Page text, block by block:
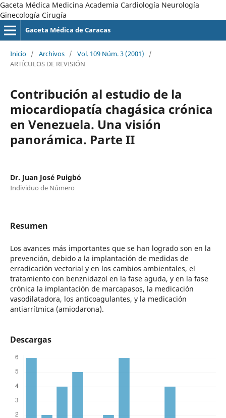
Gaceta Médica Medicina Academia Cardiología Neurología
Ginecología Cirugía
Gaceta Médica de Caracas
Inicio / Archivos / Vol. 109 Núm. 3 (2001)
/
ARTÍCULOS DE REVISIÓN
Contribución al estudio de la
miocardiopatía chagásica crónica
en Venezuela. Una visión
panorámica. Parte II
Dr. Juan José Puigbó
Individuo de Número
Resumen
Los avances más importantes que se han logrado son en la
prevención, debido a la implantación de medidas de
erradicación vectorial y en los cambios ambientales, el
tratamiento con benznidazol en la fase aguda, y en la fase
crónica la implantación de marcapasos, la medicación
vasodilatadora, los anticoagulantes, y la medicación
antiarrítmica (amiodarona).
Descargas